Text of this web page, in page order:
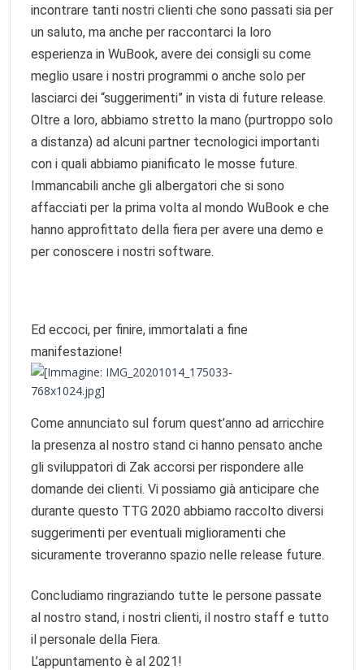
incontrare tanti nostri clienti che sono passati sia per
un saluto, ma anche per raccontarci la loro
esperienza in WuBook, avere dei consigli su come
meglio usare i nostri programmi o anche solo per
lasciarci dei “suggerimenti” in vista di future release.
Oltre a loro, abbiamo stretto la mano (purtroppo solo
a distanza) ad alcuni partner tecnologici importanti
con i quali abbiamo pianificato le mosse future.
Immancabili anche gli albergatori che si sono
affacciati per la prima volta al mondo WuBook e che
hanno approfittato della fiera per avere una demo e
per conoscere i nostri software.
Ed eccoci, per finire, immortalati a fine
manifestazione!
Come annunciato sul forum quest’anno ad arricchire
la presenza al nostro stand ci hanno pensato anche
gli sviluppatori di Zak accorsi per rispondere alle
domande dei clienti. Vi possiamo già anticipare che
durante questo TTG 2020 abbiamo raccolto diversi
suggerimenti per eventuali miglioramenti che
sicuramente troveranno spazio nelle release future.
Concludiamo ringraziando tutte le persone passate
al nostro stand, i nostri clienti, il nostro staff e tutto
il personale della Fiera.
L’appuntamento è al 2021!